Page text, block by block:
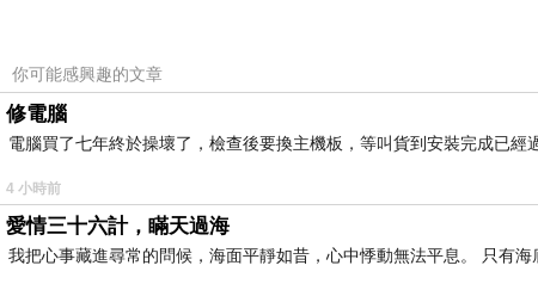
你可能感興趣的文章
修電腦
電腦買了七年終於操壞了，檢查後要換主機板，等叫貨到安裝完成已
4 小時前
愛情三十六計，瞞天過海
我把心事藏進尋常的問候，海面平靜如昔，心中悸動無法平息。 只有海